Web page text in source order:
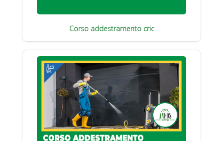
Corso addestramento cric